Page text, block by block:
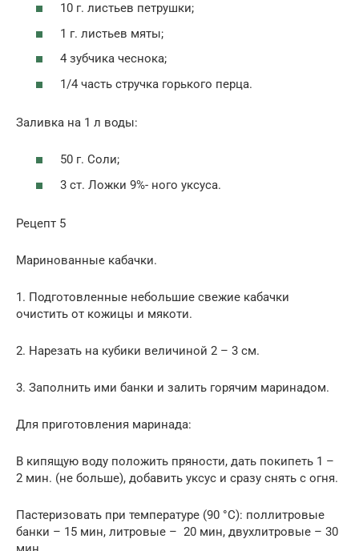
10 г. листьев петрушки;
1 г. листьев мяты;
4 зубчи­ка чеснока;
1/4 часть стручка горького перца.
Заливка на 1 л воды:
50 г. Соли;
3 cт. Ложки 9%- ного уксуса.
Рецепт 5
Маринованные кабачки.
1. Подготовленные небольшие свежие кабачки
очистить от кожицы и мякоти.
2. Нарезать на кубики величиной 2 – 3 см.
3. Заполнить ими банки и залить горячим маринадом.
Для приготовления ма­ринада:
В кипящую воду положить пряности, дать покипеть 1 –
2 мин. (не больше), добавить уксус и сразу снять с огня.
Пастеризовать при температуре (90 °С): поллитровые
банки – 15 мин, литровые – 20 мин, двухлитровые – 30